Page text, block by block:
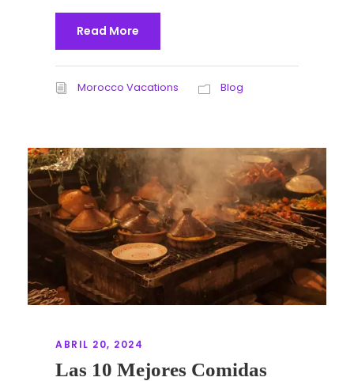
Read More
Morocco Vacations Blog
ABRIL 20, 2024
Las 10 Mejores Comidas